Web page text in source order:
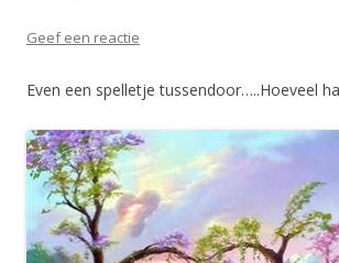
Geef een reactie
Even een spelletje tussendoor…..Hoeveel